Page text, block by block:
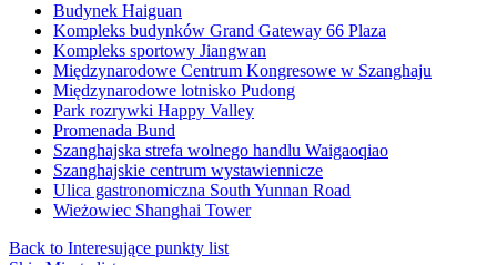
Budynek Haiguan
Kompleks budynków Grand Gateway 66 Plaza
Kompleks sportowy Jiangwan
Międzynarodowe Centrum Kongresowe w Szanghaju
Międzynarodowe lotnisko Pudong
Park rozrywki Happy Valley
Promenada Bund
Szanghajska strefa wolnego handlu Waigaoqiao
Szanghajskie centrum wystawiennicze
Ulica gastronomiczna South Yunnan Road
Wieżowiec Shanghai Tower
Back to Interesujące punkty list